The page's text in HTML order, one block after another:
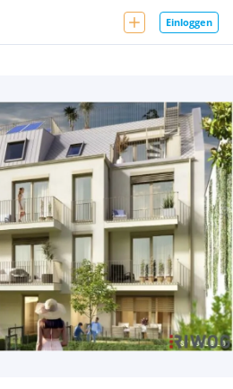
Einloggen